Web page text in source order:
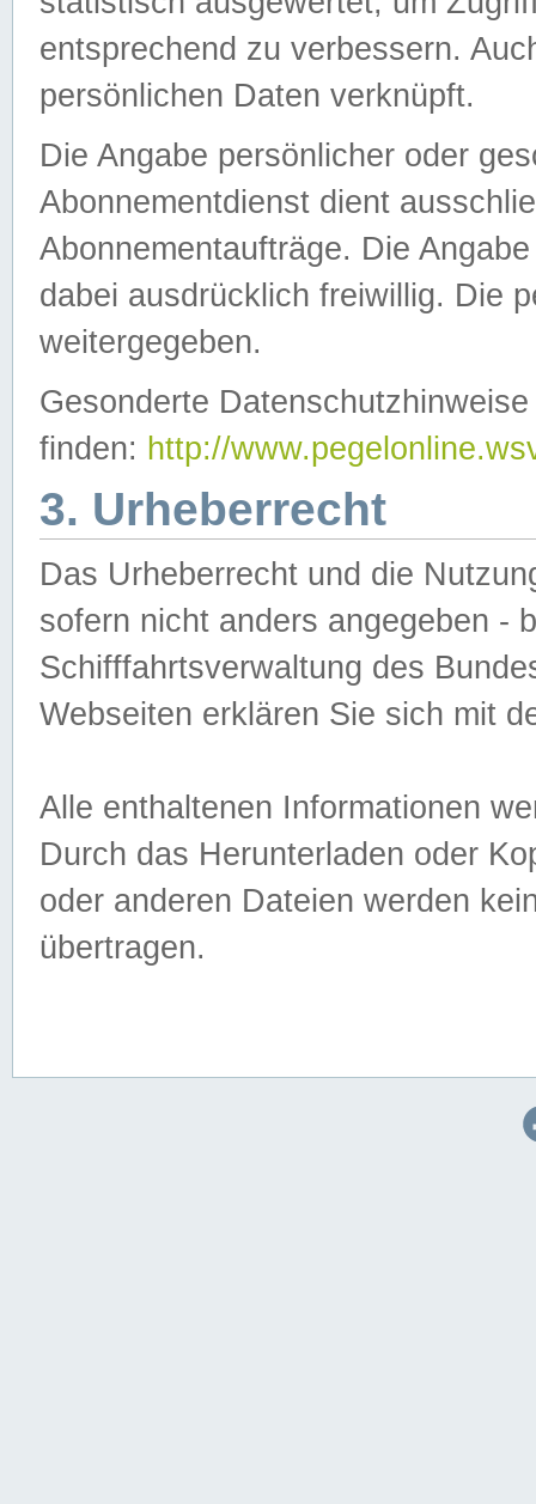
entsprechend zu verbessern.
persönlichen Daten verknüpft.
Die Angabe persönlicher oder
Abonnementdienst dient
Abonnementaufträge. Die
dabei ausdrücklich freiwillig. Die
weitergegeben.
Gesonderte
finden: http://
3. Urheberrecht
Das Urheberrecht und die
sofern nicht anders angegeben -
Schifffahrtsverwaltung des
Webseiten erklären Sie sich mit
Alle enthaltenen Informationen
Durch das Herunterladen oder
oder anderen Dateien werden
übertragen.